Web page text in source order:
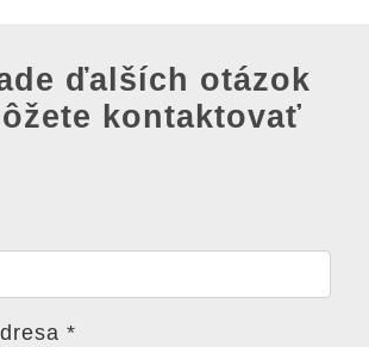
ďalších otázok
kontaktovať
*